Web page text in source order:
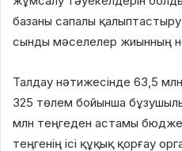
базаны сапалы
сынды мәселелер жиынның
Талдау нәтижесінде 63,5
325 төлем бойынша
млн теңгеден астамы
теңгенің ісі құқық қорғау